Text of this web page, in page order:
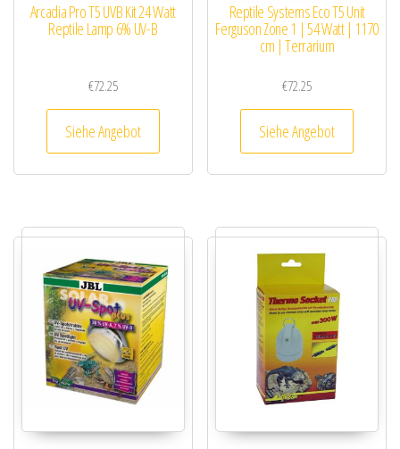
Arcadia Pro T5 UVB Kit 24 Watt
Reptile Lamp 6% UV-B
€72.25
Siehe Angebot
Reptile Systems Eco T5 Unit
Ferguson Zone 1 | 54 Watt | 1170
cm | Terrarium
€72.25
Siehe Angebot